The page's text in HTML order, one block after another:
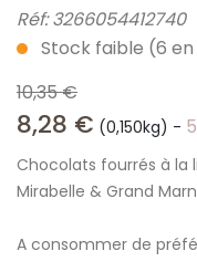
Réf:3266054412740
Stock faible (6
10,35€
8,28 € (0,150kg) -
Chocolats fourrés à la
Mirabelle & Grand
A consommer de